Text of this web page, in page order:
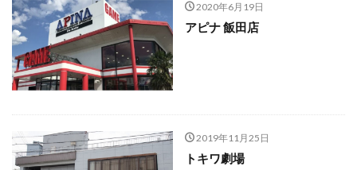
2020年6月19日
アピナ 飯田店
2019年11月25日
トキワ劇場